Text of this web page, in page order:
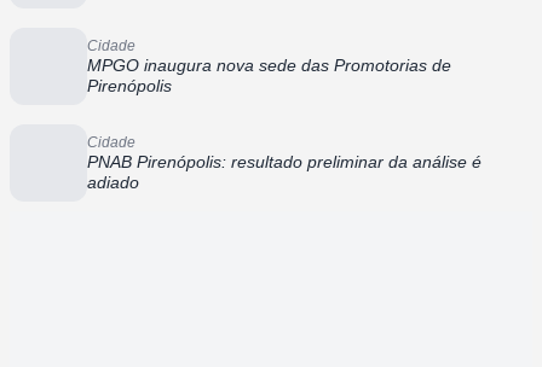
Cidade
MPGO inaugura nova sede das Promotorias de
Pirenópolis
Cidade
PNAB Pirenópolis: resultado preliminar da análise é
adiado